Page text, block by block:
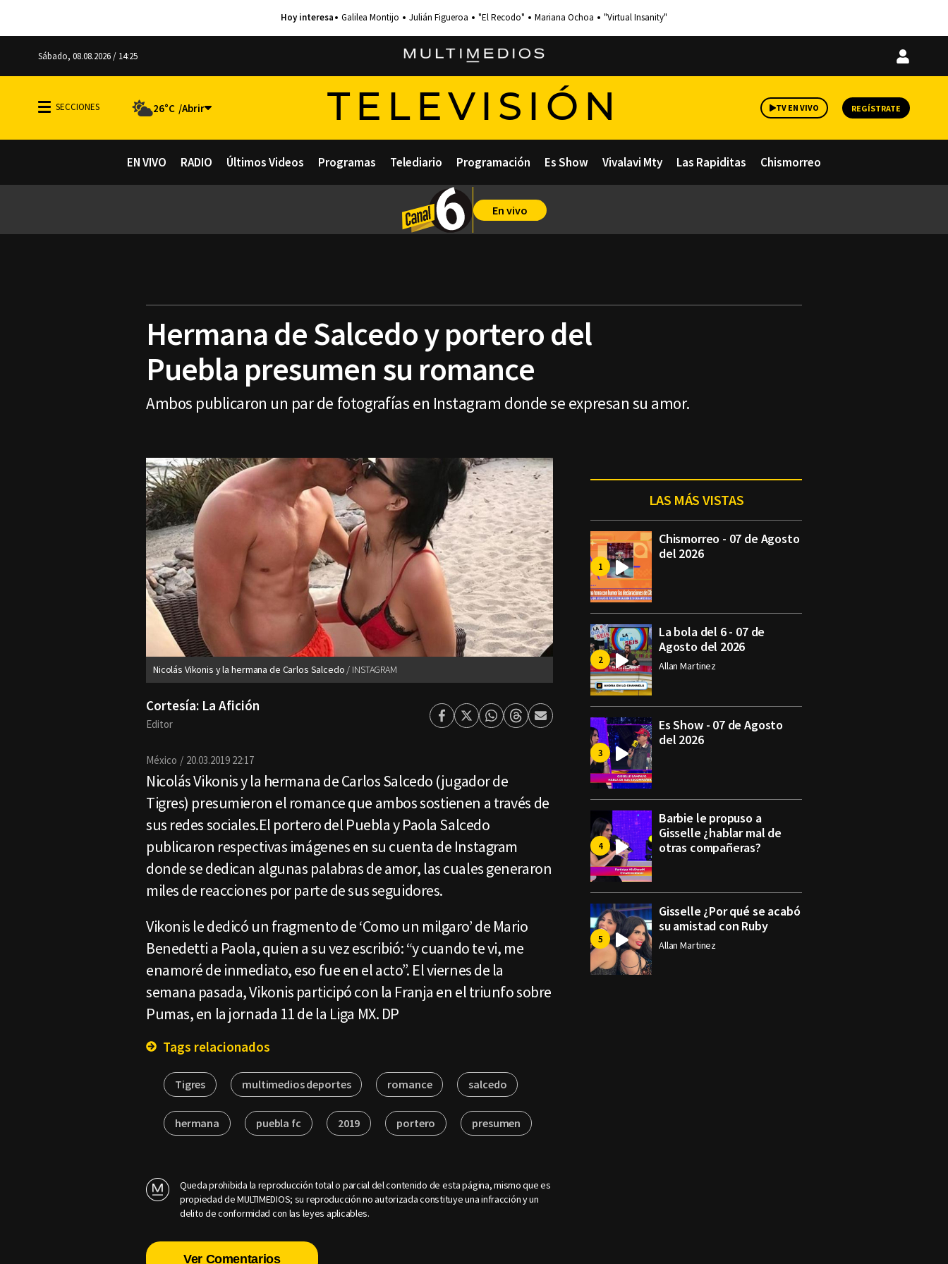
Galilea Montijo Julián Figueroa "El Recodo" Mariana Ochoa "Virtual Insanity"
Sábado, 08.08.2026 / 14:25
Iniciar
26°C TELEVISIÓN TV EN VIVO REGÍSTRATE
EN VIVO RADIO Últimos Videos Programas Telediario Programación Es Show Vivalavi Mty Las Rapiditas Chismorreo
En vivo
Hermana de Salcedo y portero del
Puebla presumen su romance
Ambos publicaron un par de fotografías en Instagram donde se expresan su amor.
Nicolás Vikonis y la hermana de Carlos Salcedo INSTAGRAM
Cortesía: La Afición
Editor Facebook
TwitterWhatsapp
ThreadsEnviar
México 20.03.2019 22:17
Nicolás Vikonis y la hermana de Carlos Salcedo (jugador de
Tigres) presumieron el romance que ambos sostienen a través de
sus redes sociales.El portero del Puebla y Paola Salcedo
publicaron respectivas imágenes en su cuenta de Instagram
donde se dedican algunas palabras de amor, las cuales generaron
miles de reacciones por parte de sus seguidores.
Vikonis le dedicó un fragmento de ‘Como un milgaro’ de Mario
Benedetti a Paola, quien a su vez escribió: “y cuando te vi, me
enamoré de inmediato, eso fue en el acto”. El viernes de la
semana pasada, Vikonis participó con la Franja en el triunfo sobre
Pumas, en la jornada 11 de la Liga MX. DP
Tags relacionados
Tigres multimedios deportes romance salcedo
hermana puebla fc 2019 portero presumen
Queda prohibida la reproducción total o parcial del contenido de esta página, mismo que es
propiedad de MULTIMEDIOS; su reproducción no autorizada constituye una infracción y un
delito de conformidad con las leyes aplicables.
Ver Comentarios
LAS MÁS VISTAS
Chismorreo - 07 de Agosto
del 2026
La bola del 6 - 07 de
Agosto del 2026
Allan Martinez
Es Show - 07 de Agosto
del 2026
Barbie le propuso a
Gisselle ¿hablar mal de
otras compañeras?
Gisselle ¿Por qué se acabó
su amistad con Ruby
Allan Martinez